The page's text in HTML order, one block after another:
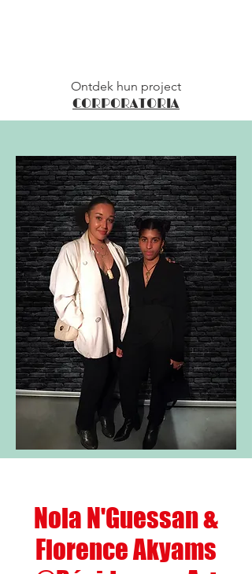
Ontdek hun project
CORPORATORIA
Nola N'Guessan &
Florence Akyams